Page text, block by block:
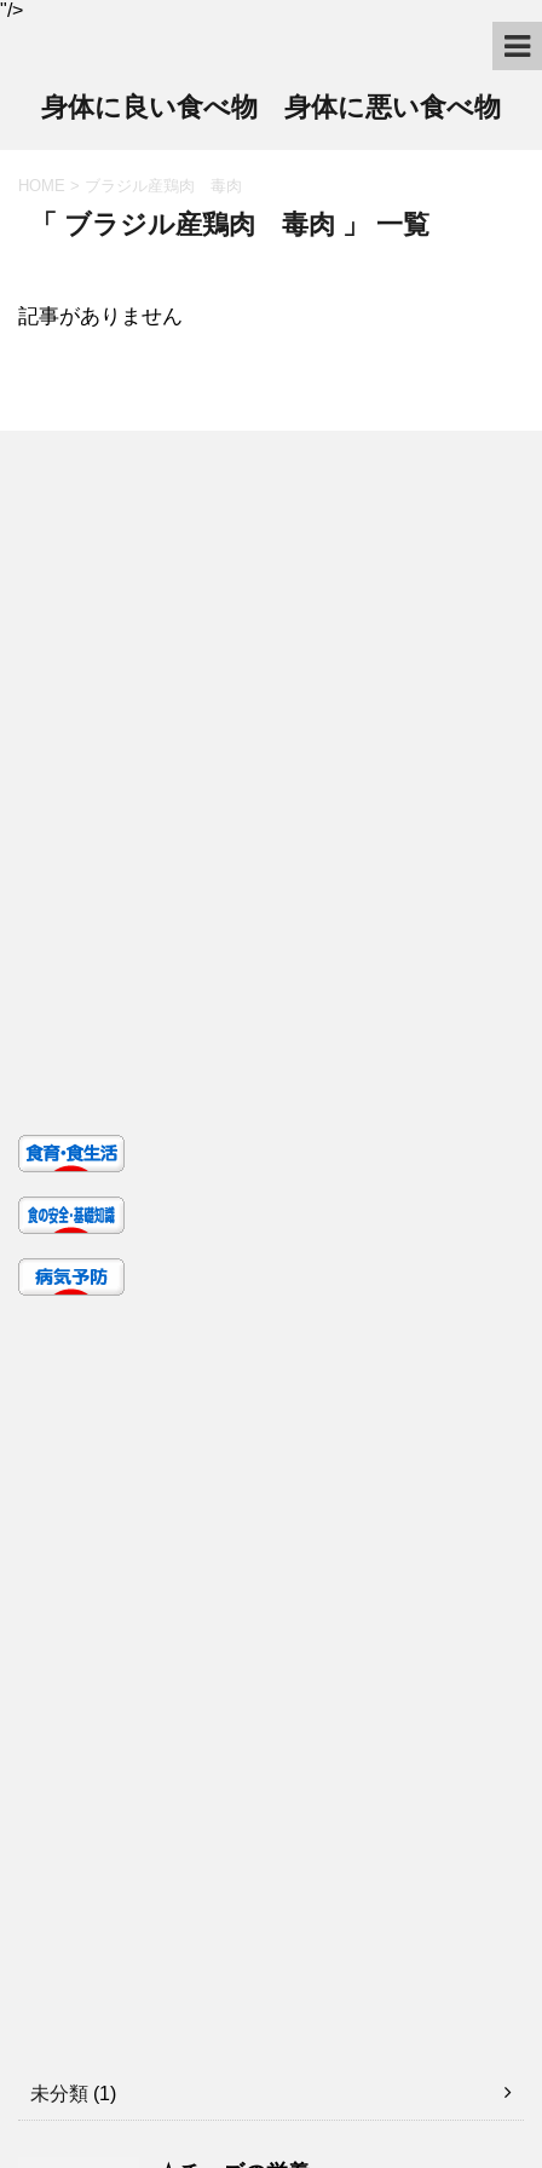
"/>
身体に良い食べ物 身体に悪い食べ物
HOME > ブラジル産鶏肉 毒肉
「 ブラジル産鶏肉 毒肉 」 一覧
記事がありません
未分類 (1)